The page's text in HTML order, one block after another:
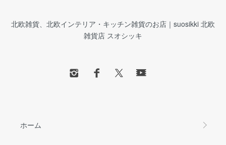
北欧雑貨、北欧インテリア・キッチン雑貨のお店｜suosikki 北欧
雑貨店 スオシッキ
ホーム